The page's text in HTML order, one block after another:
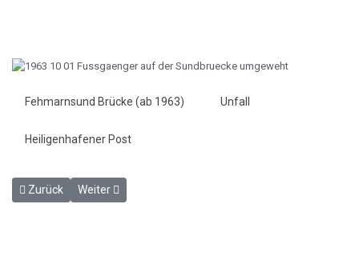
Fehmarnsund Brücke (ab 1963) Unfall
Heiligenhafener Post
Vorheriger Beitrag: Die dänische Zuckerrübenkampagne hat
Zurück Nächster Beitrag: "Theodor Heuss" nach Kiel
Weiter